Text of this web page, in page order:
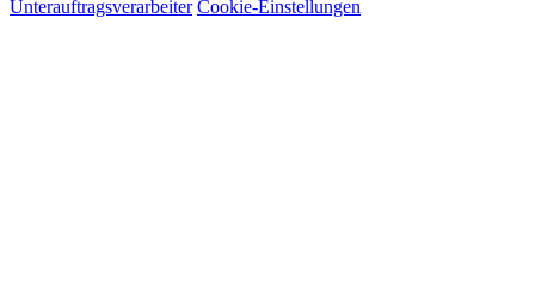
Unterauftragsverarbeiter Cookie-Einstellungen